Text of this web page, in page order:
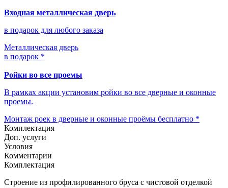
Входная металлическая дверь
в подарок для любого заказа
Металлическая дверь
в подарок *
Ройки во все проемы
В рамках акции установим ройки во все дверные и оконные
проемы.
Монтаж роек в дверные и оконные проёмы бесплатно *
Комплектация
Доп. услуги
Условия
Комментарии
Комплектация
Строение из профилированного бруса с чистовой отделкой